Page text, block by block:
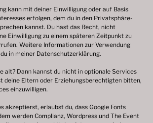
kann mit deiner Einwilligung oder auf Basis
erfolgen, dem du in den Privatsphäre-
kannst. Du hast das Recht, nicht
Einwilligung zu einem späteren Zeitpunkt zu
Weitere Informationen zur Verwendung
in meiner Datenschutzerklärung.
alt? Dann kannst du nicht in optionale Services
deine Eltern oder Erziehungsberechtigten bitten,
einzuwilligen.
akzeptierst, erlaubst du, dass Google Fonts
werden Complianz, Wordpress und The Event
Weihnachtsmärkten oder ähnlichen
Bei Bewerbungen (z. B. als
Marktkaufleute), konkreten
Auskünften zu einzelnen Festen
Veranstalter vor Ort. Bei dieser
deutsche-volksfeste.de handelt es
private Webseite.